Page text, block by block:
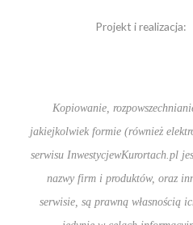
Projekt i realizacja:
Kopiowanie,
jakiejkolwiek formie (również
serwisu InwestycjewKurortach.pl
nazwy firm i produktów, oraz
serwisie, są prawną własnością